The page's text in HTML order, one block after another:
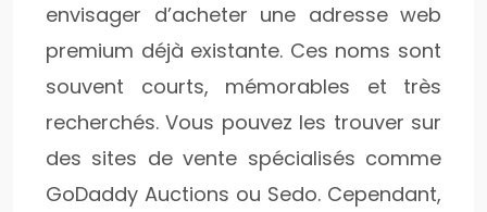
envisager d’acheter une adresse web
premium déjà existante. Ces noms sont
souvent courts, mémorables et très
recherchés. Vous pouvez les trouver sur
des sites de vente spécialisés comme
GoDaddy Auctions ou Sedo. Cependant,